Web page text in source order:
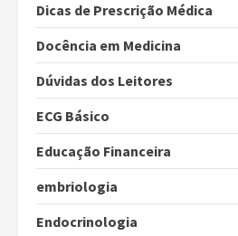
Dicas de Prescrição Médica
Docência em Medicina
Dúvidas dos Leitores
ECG Básico
Educação Financeira
embriologia
Endocrinologia